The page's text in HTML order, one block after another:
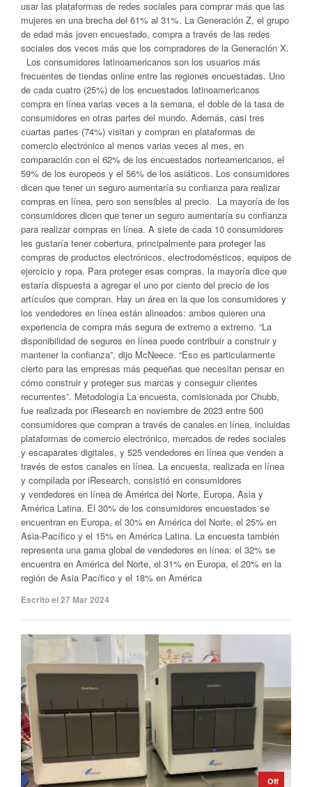
usar las plataformas de redes sociales para comprar más que las
mujeres en una brecha del 61% al 31%. La Generación Z, el grupo
de edad más joven encuestado, compra a través de las redes
sociales dos veces más que los compradores de la Generación X.
Los consumidores latinoamericanos son los usuarios más
frecuentes de tiendas online entre las regiones encuestadas. Uno
de cada cuatro (25%) de los encuestados latinoamericanos
compra en línea varias veces a la semana, el doble de la tasa de
consumidores en otras partes del mundo. Además, casi tres
cuartas partes (74%) visitan y compran en plataformas de
comercio electrónico al menos varias veces al mes, en
comparación con el 62% de los encuestados norteamericanos, el
59% de los europeos y el 56% de los asiáticos. Los consumidores
dicen que tener un seguro aumentaría su confianza para realizar
compras en línea, pero son sensibles al precio. La mayoría de los
consumidores dicen que tener un seguro aumentaría su confianza
para realizar compras en línea. A siete de cada 10 consumidores
les gustaría tener cobertura, principalmente para proteger las
compras de productos electrónicos, electrodomésticos, equipos de
ejercicio y ropa. Para proteger esas compras, la mayoría dice que
estaría dispuesta a agregar el uno por ciento del precio de los
artículos que compran. Hay un área en la que los consumidores y
los vendedores en línea están alineados: ambos quieren una
experiencia de compra más segura de extremo a extremo. “La
disponibilidad de seguros en línea puede contribuir a construir y
mantener la confianza”, dijo McNeece. “Eso es particularmente
cierto para las empresas más pequeñas que necesitan pensar en
cómo construir y proteger sus marcas y conseguir clientes
recurrentes”. Metodología La encuesta, comisionada por Chubb,
fue realizada por iResearch en noviembre de 2023 entre 500
consumidores que compran a través de canales en línea, incluidas
plataformas de comercio electrónico, mercados de redes sociales
y escaparates digitales, y 525 vendedores en línea que venden a
través de estos canales en línea. La encuesta, realizada en línea
y compilada por iResearch, consistió en consumidores
y vendedores en línea de América del Norte, Europa, Asia y
América Latina. El 30% de los consumidores encuestados se
encuentran en Europa, el 30% en América del Norte, el 25% en
Asia-Pacífico y el 15% en América Latina. La encuesta también
representa una gama global de vendedores en línea: el 32% se
encuentra en América del Norte, el 31% en Europa, el 20% en la
región de Asia Pacífico y el 18% en América
Escrito el 27 Mar 2024
Off